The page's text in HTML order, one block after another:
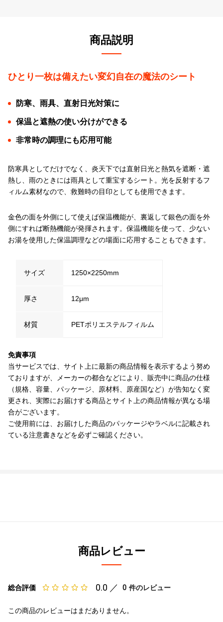
商品説明
ひとり一枚は備えたい変幻自在の魔法のシート
防寒、雨具、直射日光対策に
保温と遮熱の使い分けができる
非常時の調理にも応用可能
防寒具としてだけでなく、炎天下では直射日光と熱気を遮断・遮
熱し、雨のときには雨具として重宝するシート。光を反射するフ
ィルム素材なので、救難時の目印としても使用できます。
金色の面を外側にして使えば保温機能が、裏返して銀色の面を外
側にすれば断熱機能が発揮されます。保温機能を使って、少ない
お湯を使用した保温調理などの場面に応用することもできます。
サイズ 1250×2250mm
厚さ 12μm
材質 PETポリエステルフィルム
免責事項
当サービスでは、サイト上に最新の商品情報を表示するよう努め
ておりますが、メーカーの都合などにより、販売中に商品の仕様
（規格、容量、パッケージ、原材料、原産国など）が告知なく変
更され、実際にお届けする商品とサイト上の商品情報が異なる場
合がございます。
ご使用前には、お届けした商品のパッケージやラベルに記載され
ている注意書きなどを必ずご確認ください。
商品レビュー
総合評価 0.0 ／ 0 件のレビュー
この商品のレビューはまだありません。